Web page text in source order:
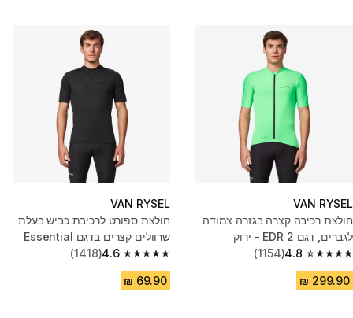
VAN RYSEL
חולצת רכיבה קצרה בגזרה צמודה
לגברים, דגם EDR 2 - ירוק
4.8
4.8 out of 5 stars from 1154 reviews
(1154)
VAN RYSEL
חולצת ספורט לרכיבת כביש בעלת
שרוולים קצרים בדגם Essential
לגברים - שחור
4.6
4.6 out of 5 stars from 1418 reviews
(1418)